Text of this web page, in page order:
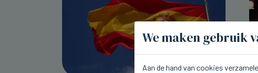
We maken gebruik
Aan de hand van cookies